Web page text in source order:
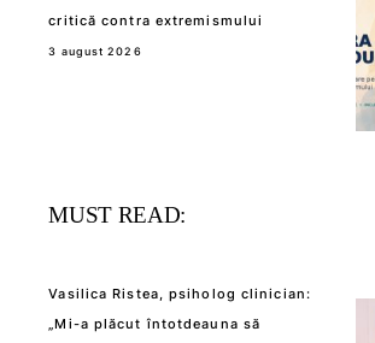
critică contra extremismului
3 august 2026
MUST READ:
Vasilica Ristea, psiholog clinician:
„Mi-a plăcut întotdeauna să